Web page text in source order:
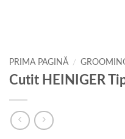
PRIMA PAGINĂ /
Cutit HEINIGER